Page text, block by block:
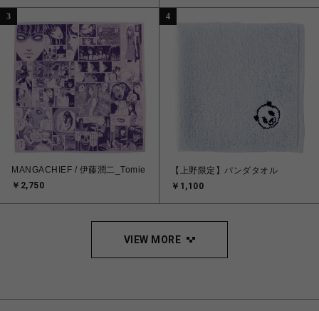
3
MANGACHIEF / 伊藤潤二_Tomie
￥2,750
4
【上野限定】パンダタオル
￥1,100
VIEW MORE